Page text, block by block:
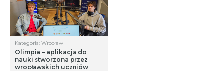
Kategoria: Wrocław
Olimpia – aplikacja do
nauki stworzona przez
wrocławskich uczniów